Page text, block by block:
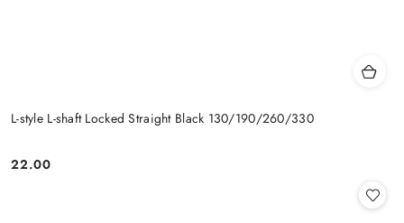
L-style L-shaft Locked Straight Black 130/190/260/330
Cena:
22.00